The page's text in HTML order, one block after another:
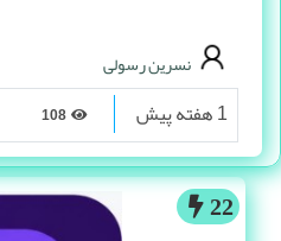
22
نسرین رسولی
1 هفته پیش